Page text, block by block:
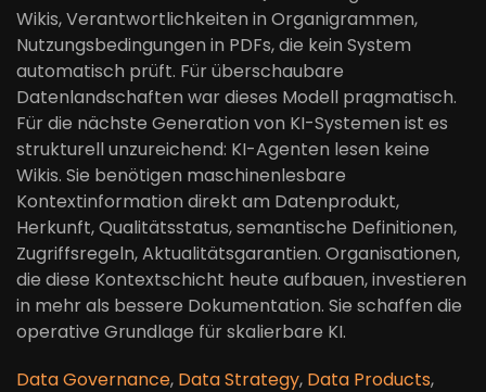
Wikis, Verantwortlichkeiten in Organigrammen,
Nutzungsbedingungen in PDFs, die kein System
automatisch prüft. Für überschaubare
Datenlandschaften war dieses Modell pragmatisch.
Für die nächste Generation von KI-Systemen ist es
strukturell unzureichend: KI-Agenten lesen keine
Wikis. Sie benötigen maschinenlesbare
Kontextinformation direkt am Datenprodukt,
Herkunft, Qualitätsstatus, semantische Definitionen,
Zugriffsregeln, Aktualitätsgarantien. Organisationen,
die diese Kontextschicht heute aufbauen, investieren
in mehr als bessere Dokumentation. Sie schaffen die
operative Grundlage für skalierbare KI.
Data Governance, Data Strategy, Data Products,